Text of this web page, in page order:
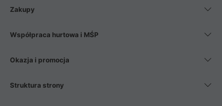
Zakupy
Współpraca hurtowa i MŚP
Okazja i promocja
Struktura strony